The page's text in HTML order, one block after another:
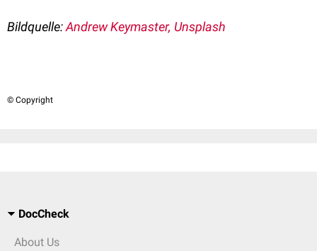
Bildquelle:Andrew Keymaster, Unsplash
© Copyright
DocCheck
About Us